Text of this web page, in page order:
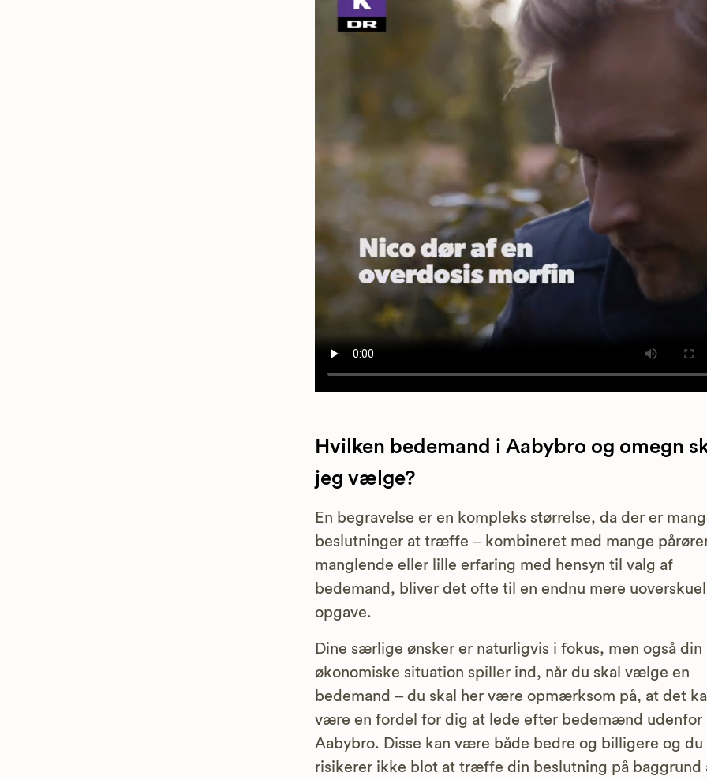
Hvilken bedemand i Aabybro og omegn
jeg vælge?
En begravelse er en kompleks størrelse, da der er
beslutninger at træffe – kombineret med mange
manglende eller lille erfaring med hensyn til valg af
bedemand, bliver det ofte til en endnu mere
opgave.
Dine særlige ønsker er naturligvis i fokus, men også din
økonomiske situation spiller ind, når du skal vælge en
bedemand – du skal her være opmærksom på, at det
være en fordel for dig at lede efter bedemænd udenfor
Aabybro. Disse kan være både bedre og billigere og du
risikerer ikke blot at træffe din beslutning på baggrund